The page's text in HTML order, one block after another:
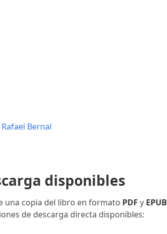
Rafael Bernal
disponibles
una copia del libro en formato PDF y EPUB
de descarga directa disponibles: